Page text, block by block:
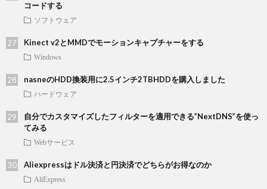
コードする
ソフトウェア
Kinect v2とMMDでモーションキャプチャーをする
Windows
nasneのHDD換装用に2.5インチ2TBHDDを購入しました
ハードウェア
自分でカスタマイズしたフィルターを適用できる”NextDNS”を使っ
てみる
Webサービス
Aliexpressはドル決済と円決済でどちらがお得なのか
AliExpress